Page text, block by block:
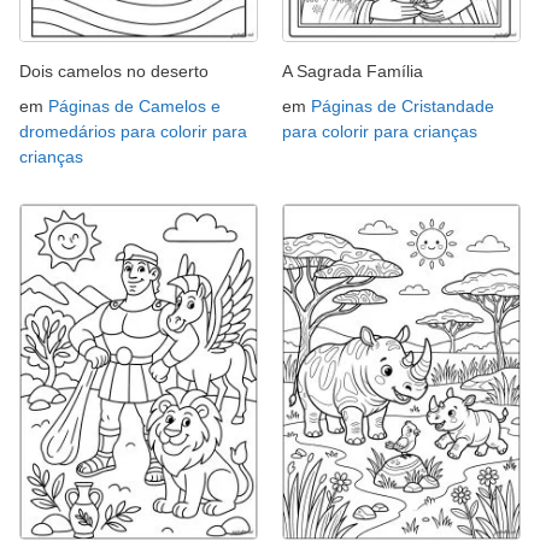
Dois camelos no deserto
em Páginas de Camelos e
dromedários para colorir para
crianças
A Sagrada Família
em Páginas de Cristandade
para colorir para crianças